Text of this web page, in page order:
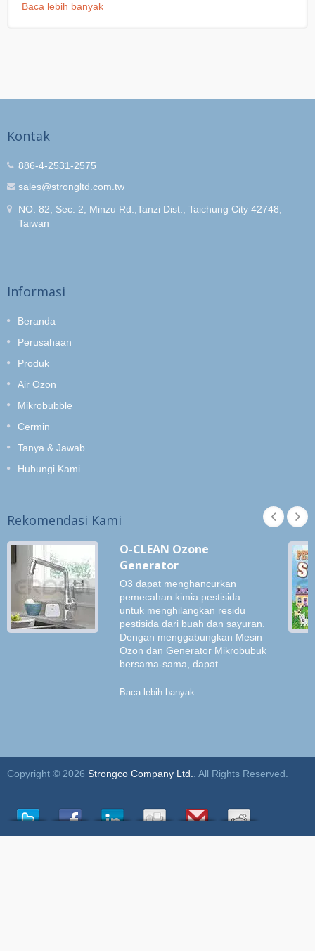
Baca lebih banyak
Kontak
886-4-2531-2575
sales@strongltd.com.tw
NO. 82, Sec. 2, Minzu Rd.,Tanzi Dist., Taichung City 42748,
Taiwan
Informasi
Beranda
Perusahaan
Produk
Air Ozon
Mikrobubble
Cermin
Tanya & Jawab
Hubungi Kami
Rekomendasi Kami
O-CLEAN Ozone
Generator
O3 dapat menghancurkan
pemecahan kimia pestisida
untuk menghilangkan residu
pestisida dari buah dan sayuran.
Dengan menggabungkan Mesin
Ozon dan Generator Mikrobubuk
bersama-sama, dapat...
Baca lebih banyak
Copyright © 2026 Strongco Company Ltd.. All Rights Reserved.